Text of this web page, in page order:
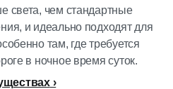
света, чем стандартные
и идеально подходят для
там, где требуется
в ночное время суток.